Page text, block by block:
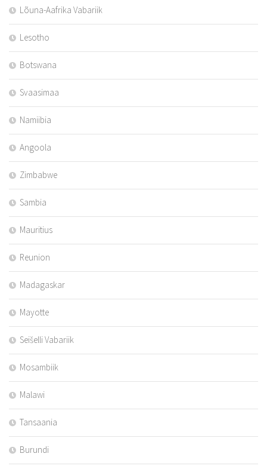
Lõuna-Aafrika Vabariik
Lesotho
Botswana
Svaasimaa
Namiibia
Angoola
Zimbabwe
Sambia
Mauritius
Reunion
Madagaskar
Mayotte
Seišelli Vabariik
Mosambiik
Malawi
Tansaania
Burundi